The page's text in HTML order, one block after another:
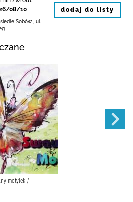
08/10
Sobów
ul.
dodaj do listy
motylek /